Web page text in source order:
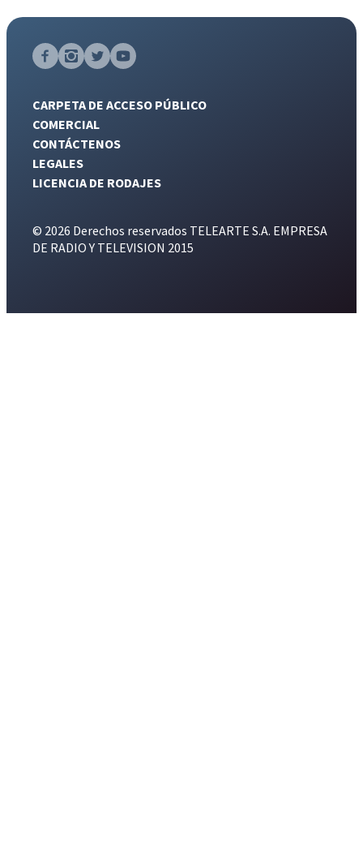
CARPETA DE ACCESO PÚBLICO
COMERCIAL
CONTÁCTENOS
LEGALES
LICENCIA DE RODAJES
© 2026 Derechos reservados TELEARTE S.A. EMPRESA
DE RADIO Y TELEVISION 2015